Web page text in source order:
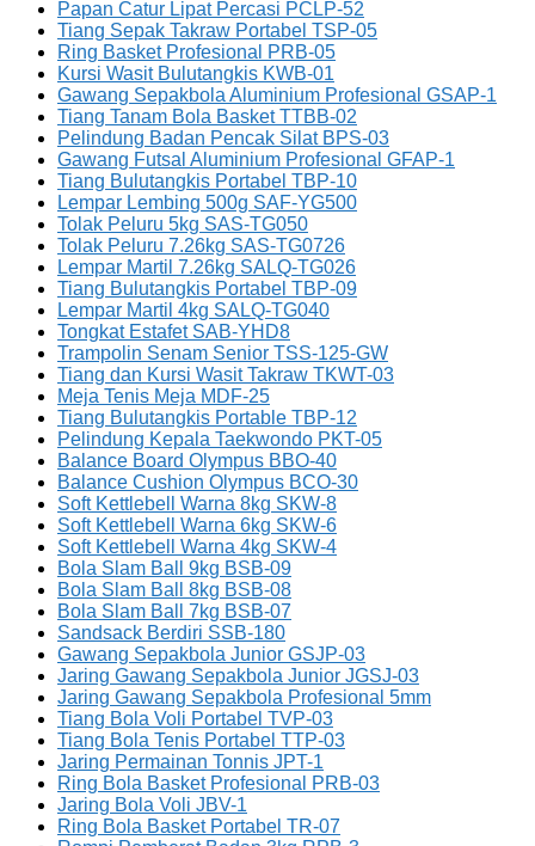
Papan Catur Lipat Percasi PCLP-52
Tiang Sepak Takraw Portabel TSP-05
Ring Basket Profesional PRB-05
Kursi Wasit Bulutangkis KWB-01
Gawang Sepakbola Aluminium Profesional GSAP-1
Tiang Tanam Bola Basket TTBB-02
Pelindung Badan Pencak Silat BPS-03
Gawang Futsal Aluminium Profesional GFAP-1
Tiang Bulutangkis Portabel TBP-10
Lempar Lembing 500g SAF-YG500
Tolak Peluru 5kg SAS-TG050
Tolak Peluru 7.26kg SAS-TG0726
Lempar Martil 7.26kg SALQ-TG026
Tiang Bulutangkis Portabel TBP-09
Lempar Martil 4kg SALQ-TG040
Tongkat Estafet SAB-YHD8
Trampolin Senam Senior TSS-125-GW
Tiang dan Kursi Wasit Takraw TKWT-03
Meja Tenis Meja MDF-25
Tiang Bulutangkis Portable TBP-12
Pelindung Kepala Taekwondo PKT-05
Balance Board Olympus BBO-40
Balance Cushion Olympus BCO-30
Soft Kettlebell Warna 8kg SKW-8
Soft Kettlebell Warna 6kg SKW-6
Soft Kettlebell Warna 4kg SKW-4
Bola Slam Ball 9kg BSB-09
Bola Slam Ball 8kg BSB-08
Bola Slam Ball 7kg BSB-07
Sandsack Berdiri SSB-180
Gawang Sepakbola Junior GSJP-03
Jaring Gawang Sepakbola Junior JGSJ-03
Jaring Gawang Sepakbola Profesional 5mm
Tiang Bola Voli Portabel TVP-03
Tiang Bola Tenis Portabel TTP-03
Jaring Permainan Tonnis JPT-1
Ring Bola Basket Profesional PRB-03
Jaring Bola Voli JBV-1
Ring Bola Basket Portabel TR-07